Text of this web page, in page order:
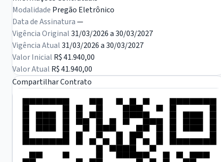
Modalidade Pregão Eletrônico
Data de Assinatura—
Vigência Original31/03/2026 a 30/03/2027
Vigência Atual31/03/2026 a 30/03/2027
Valor Inicial R$ 41.940,00
Valor Atual R$ 41.940,00
Compartilhar Contrato